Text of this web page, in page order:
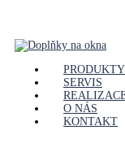
PRODUKTY
SERVIS
O NÁS
KONTAKT